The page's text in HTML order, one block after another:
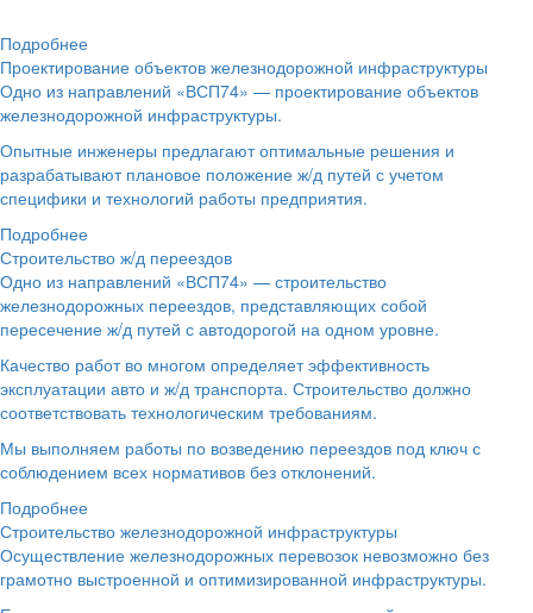
Подробнее
Проектирование объектов железнодорожной инфраструктуры
Одно из направлений «ВСП74» — проектирование объектов
железнодорожной инфраструктуры.
Опытные инженеры предлагают оптимальные решения и
разрабатывают плановое положение ж/д путей с учетом
специфики и технологий работы предприятия.
Подробнее
Строительство ж/д переездов
Одно из направлений «ВСП74» — строительство
железнодорожных переездов, представляющих собой
пересечение ж/д путей с автодорогой на одном уровне.
Качество работ во многом определяет эффективность
эксплуатации авто и ж/д транспорта. Строительство должно
соответствовать технологическим требованиям.
Мы выполняем работы по возведению переездов под ключ с
соблюдением всех нормативов без отклонений.
Подробнее
Строительство железнодорожной инфраструктуры
Осуществление железнодорожных перевозок невозможно без
грамотно выстроенной и оптимизированной инфраструктуры.